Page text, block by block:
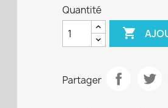
Quantité

Partager